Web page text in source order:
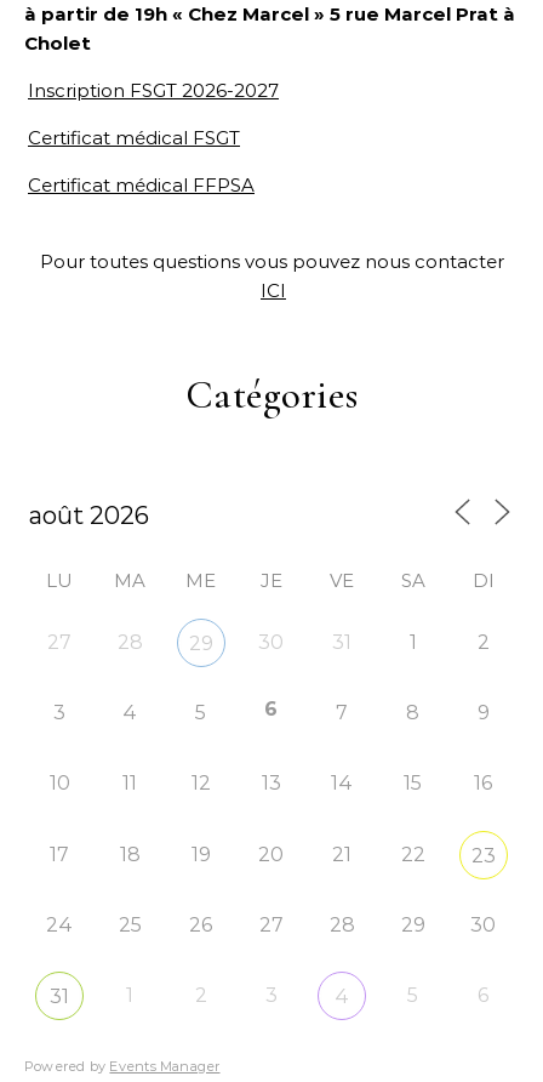
à partir de 19h « Chez Marcel » 5 rue Marcel Prat à
Cholet
Inscription FSGT 2026-2027
Certificat médical FSGT
Certificat médical FFPSA
Pour toutes questions vous pouvez nous contacter
ICI
Catégories
LU MA ME JE VE SA DI
27 28 29 30 31 1 2
3 4 5 6 7 8 9
10 11 12 13 14 15 16
17 18 19 20 21 22 23
24 25 26 27 28 29 30
31 1 2 3 4 5 6
Powered by Events Manager